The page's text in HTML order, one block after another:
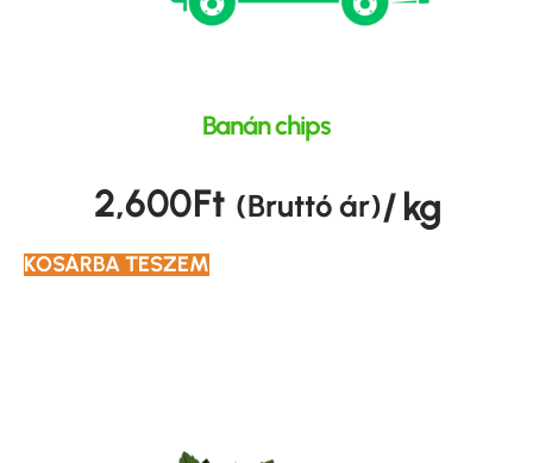
Banán chips
2,600Ft (Bruttó ár)/ kg
KOSÁRBA TESZEM